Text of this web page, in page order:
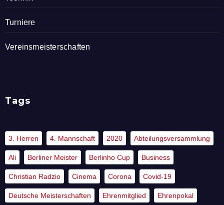
Turniere
Vereinsmeisterschaften
Tags
3. Herren 4. Mannschaft 2020 Abteilungsversammlung
Ali Berliner Meister Berlinho Cup Business
Christian Radzio Cinema Corona Covid-19
Deutsche Meisterschaften Ehrenmitglied Ehrenpokal